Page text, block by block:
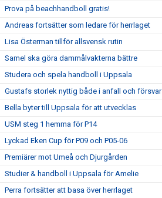
Prova på beachhandboll gratis!
Andreas fortsätter som ledare för herrlaget
Lisa Österman tillför allsvensk rutin
Samel ska göra dammålvakterna bättre
Studera och spela handboll i Uppsala
Gustafs storlek nyttig både i anfall och försvar
Bella byter till Uppsala för att utvecklas
USM steg 1 hemma för P14
Lyckad Eken Cup för P09 och P05-06
Premiärer mot Umeå och Djurgården
Studier & handboll i Uppsala för Amelie
Perra fortsätter att basa över herrlaget